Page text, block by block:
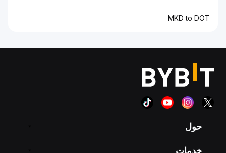
MKD to DOT
حول
خدمات